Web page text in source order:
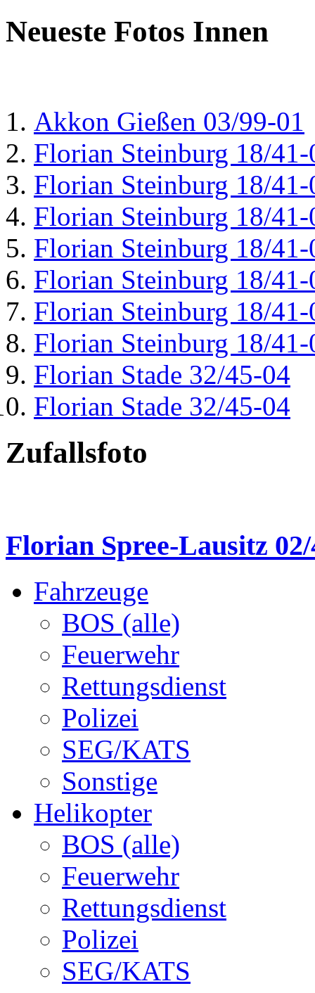
Neueste Fotos Innen
Akkon Gießen 03/99-01
Florian Steinburg 18/41-
Florian Steinburg 18/41-
Florian Steinburg 18/41-
Florian Steinburg 18/41-
Florian Steinburg 18/41-
Florian Steinburg 18/41-
Florian Steinburg 18/41-
Florian Stade 32/45-04
Florian Stade 32/45-04
Zufallsfoto
Florian Spree-Lausitz 02/
Fahrzeuge
BOS (alle)
Feuerwehr
Rettungsdienst
Polizei
SEG/KATS
Sonstige
Helikopter
BOS (alle)
Feuerwehr
Rettungsdienst
Polizei
SEG/KATS